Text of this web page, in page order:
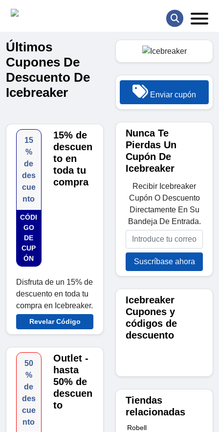
Últimos
Cupones De
Descuento De
Icebreaker
15
%
de
des
cue
nto
CÓDI
GO
DE
CUP
ÓN
15% de
descuen
to en
toda tu
compra
Disfruta de un 15% de
descuento en toda tu
compra en Icebreaker.
Revelar Código
50
%
de
des
cue
nto
Outlet -
hasta
50% de
descuen
to
Enviar cupón
Nunca Te
Pierdas Un
Cupón De
Icebreaker
Recibir Icebreaker
Cupón O Descuento
Directamente En Su
Bandeja De Entrada.
Suscríbase ahora
Icebreaker
Cupones y
códigos de
descuento
Tiendas
relacionadas
Robell